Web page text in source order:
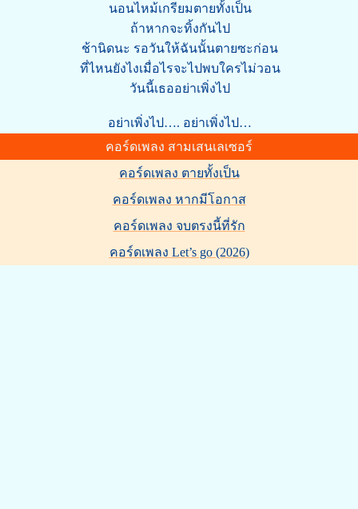
นอนไหม้เกรียมตายทั้งเป็น
ถ้าหากจะทิ้งกันไป
ช้านิดนะ รอวันให้ฉันนั้นตายซะก่อน
ที่ไหนยังไงเมื่อไรจะไปพบใครไม่วอน
วันนี้เธออย่าเพิ่งไป
อย่าเพิ่งไป…. อย่าเพิ่งไป…
คอร์ดเพลง สามเสนเลเซอร์
คอร์ดเพลง ตายทั้งเป็น
คอร์ดเพลง หากมีโอกาส
คอร์ดเพลง จบตรงนี้ที่รัก
คอร์ดเพลง Let’s go (2026)